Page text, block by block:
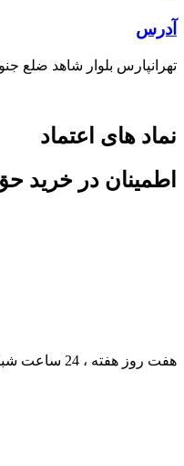
آدرس
تهرانپارس بلوار شاهد ضلع
نماد های اعتماد
اطمینان در
هفت روز هفته ، 24 ساعت شبانه‌روز پاسخگوی شما هستیم.